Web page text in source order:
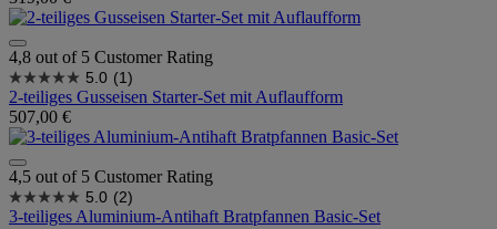
4,8 out of 5 Customer Rating
5.0 (1)
2-teiliges Gusseisen Starter-Set mit Auflaufform
507,00 €
4,5 out of 5 Customer Rating
5.0 (2)
3-teiliges Aluminium-Antihaft Bratpfannen Basic-Set